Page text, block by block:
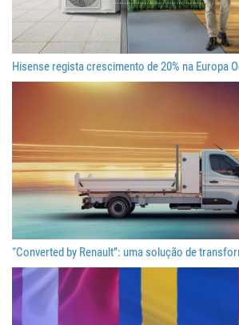
Hisense regista crescimento de 20% na Europa
“Converted by Renault”: uma solução de